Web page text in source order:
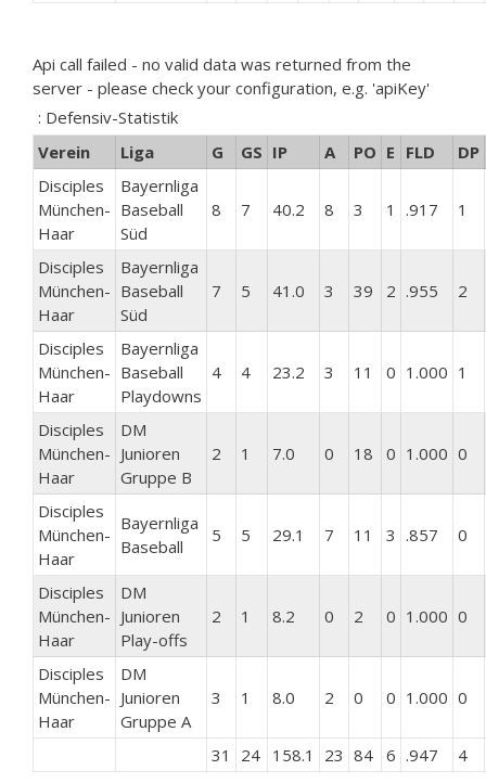
Api call failed - no valid data was returned from the
server - please check your configuration, e.g. 'apiKey'
: Defensiv-Statistik
Verein
Liga G GS IP A PO E FLD
DP
Disciples
München-
Haar
Bayernliga
Baseball
Süd
8 7 40.2 8 3 1 .917 1
Disciples
München-
Haar
Bayernliga
Baseball
Süd
7 5 41.0 3 39 2 .955 2
Disciples
München-
Haar
Bayernliga
Baseball
Playdowns
4 4 23.2 3 11 0 1.000 1
Disciples
München-
Haar
DM
Junioren
Gruppe B
2 1 7.0 0 18 0 1.000 0
Disciples
München-
Haar
Bayernliga
Baseball
5 5 29.1 7 11 3 .857 0
Disciples
München-
Haar
DM
Junioren
Play-offs
2 1 8.2 0 2 0 1.000 0
Disciples
München-
Haar
DM
Junioren
Gruppe A
3 1 8.0 2 0 0 1.000 0
31 24 158.1 23 84 6 .947 4